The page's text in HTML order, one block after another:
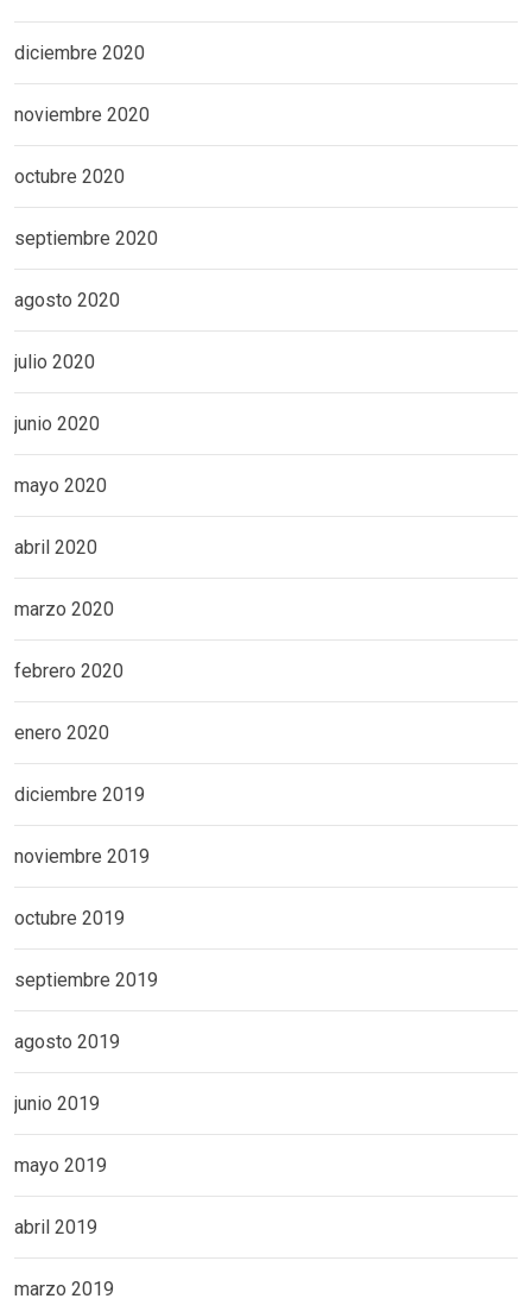
diciembre 2020
noviembre 2020
octubre 2020
septiembre 2020
agosto 2020
julio 2020
junio 2020
mayo 2020
abril 2020
marzo 2020
febrero 2020
enero 2020
diciembre 2019
noviembre 2019
octubre 2019
septiembre 2019
agosto 2019
junio 2019
mayo 2019
abril 2019
marzo 2019